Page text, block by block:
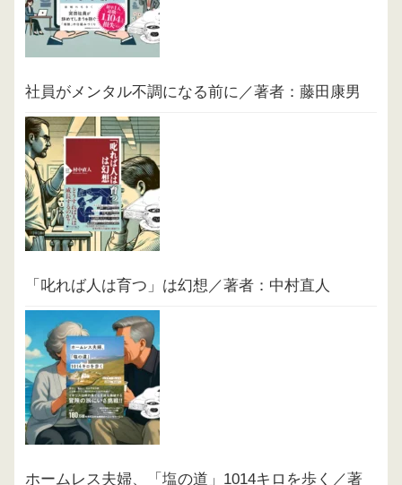
社員がメンタル不調になる前に／著者：藤田康男
「叱れば人は育つ」は幻想／著者：中村直人
ホームレス夫婦、「塩の道」1014キロを歩く／著